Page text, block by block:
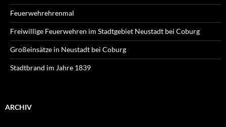
Feuerwehrehrenmal
Freiwillige Feuerwehren im Stadtgebiet Neustadt bei Coburg
Großeinsätze in Neustadt bei Coburg
Stadtbrand im Jahre 1839
ARCHIV